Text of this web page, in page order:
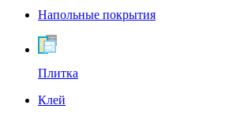
Напольные покрытия
Плитка
Клей